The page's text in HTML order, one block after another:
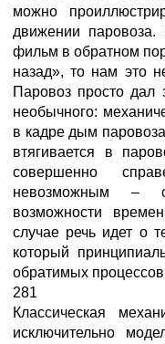
можно
движении
фильм в обратном
назад», то нам это
Паровоз просто дал
необычного:
в кадре дым
втягивается в
совершенно
невозможным –
возможности
случае речь идет о
который
обратимых
281
Классическая
исключительно